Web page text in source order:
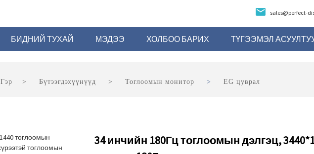
sales@perfect-
БИДНИЙ ТУХАЙ МЭДЭЭ ХОЛБОО БАРИХ ТҮГЭЭМЭЛ
Гэр Бүтээгдэхүүнүүд Тоглоомын монитор EG цуврал
34 инчийн 180Гц тоглоомын дэлгэц,